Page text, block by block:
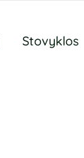
Stovyklos